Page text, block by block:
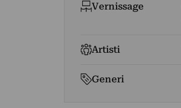
Vernissage
Artisti
Generi